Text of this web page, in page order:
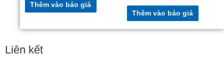
Thêm vào báo giá
Thêm vào báo giá
Liên kết